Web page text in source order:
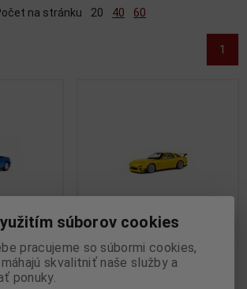
na stránku 20 40 60
1
BLUE
1:18 MAZDA RX7 FD RS
STREETFIGHTER YELLOW
súborov cookies
pracujeme so súbormi cookies,
skvalitniť naše služby a
ponuky.